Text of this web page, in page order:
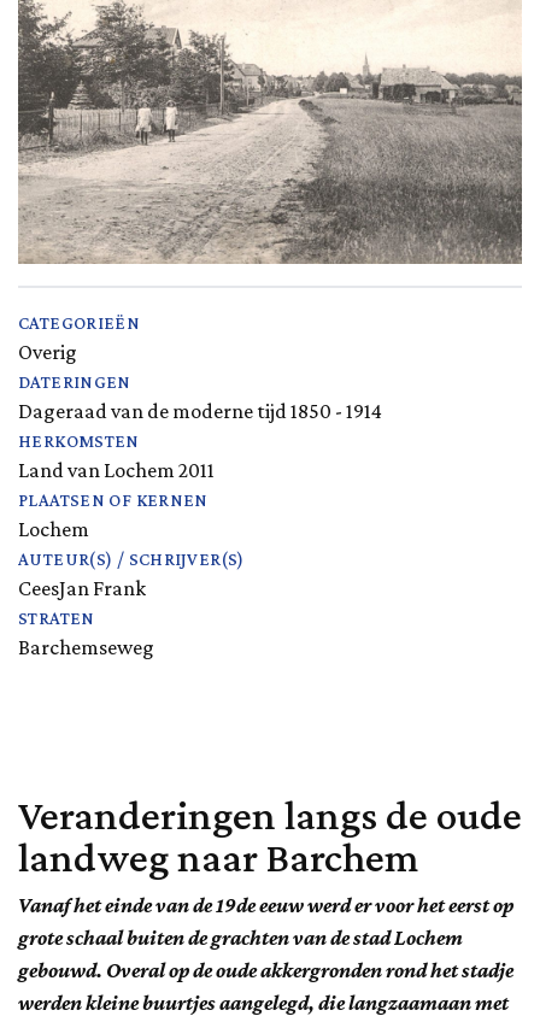
CATEGORIEËN
Overig
DATERINGEN
Dageraad van de moderne tijd 1850 - 1914
HERKOMSTEN
Land van Lochem 2011
PLAATSEN OF KERNEN
Lochem
AUTEUR(S) / SCHRIJVER(S)
CeesJan Frank
STRATEN
Barchemseweg
Veranderingen langs de oude
landweg naar Barchem
Vanaf het einde van de 19de eeuw werd er voor het eerst op
grote schaal buiten de grachten van de stad Lochem
gebouwd. Overal op de oude akkergronden rond het stadje
werden kleine buurtjes aangelegd, die langzaamaan met